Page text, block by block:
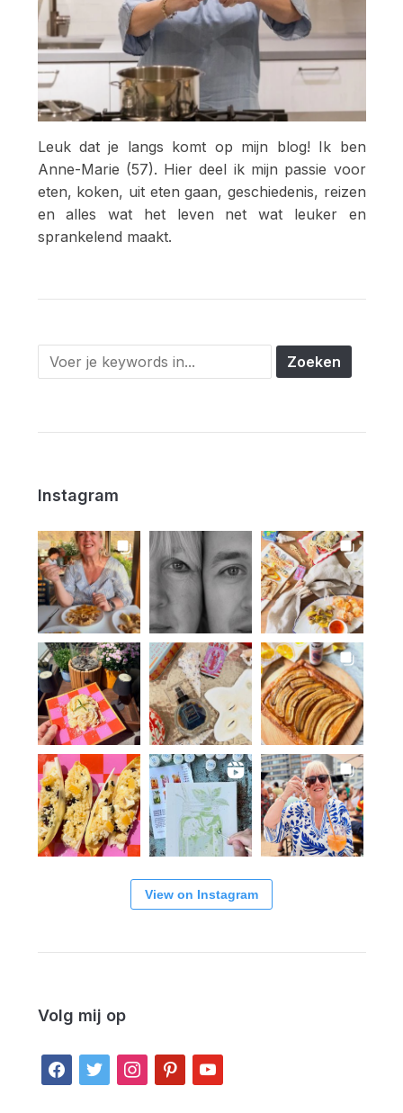
Leuk dat je langs komt op mijn blog! Ik ben
Anne-Marie (57). Hier deel ik mijn passie voor
eten, koken, uit eten gaan, geschiedenis, reizen
en alles wat het leven net wat leuker en
sprankelend maakt.
Instagram
View on Instagram
Volg mij op
facebook
twitter instagrampinterestyoutube